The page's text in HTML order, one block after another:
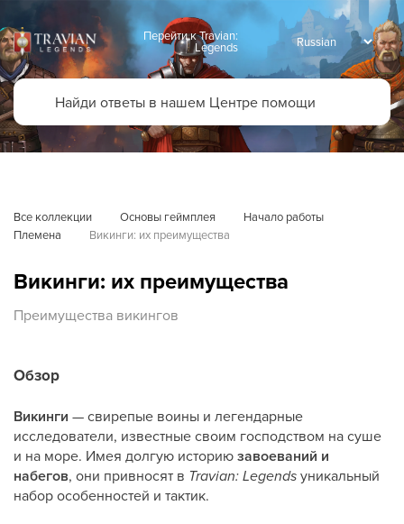
Перейти к Travian:
Legends
Все коллекции Основы геймплея
Начало работы
Племена
Викинги: их преимущества
Викинги: их преимущества
Преимущества викингов
Обзор
Викинги — свирепые воины и легендарные
исследователи, известные своим господством на суше
и на море. Имея долгую историюзавоеваний и
набегов, они привносят в Travian: Legendsуникальный
набор особенностей и тактик.